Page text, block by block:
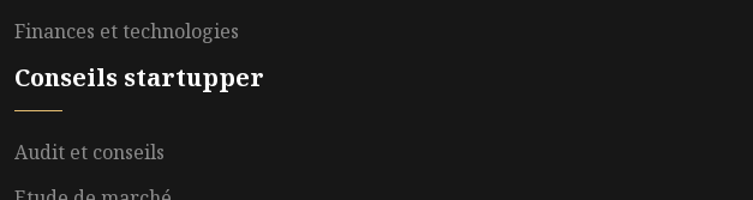
Finances et technologies
Conseils startupper
Audit et conseils